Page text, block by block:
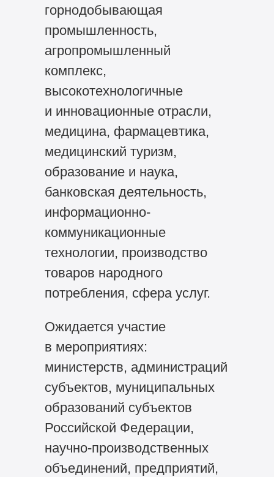
горнодобывающая
промышленность,
агропромышленный
комплекс,
высокотехнологичные
и инновационные отрасли,
медицина, фармацевтика,
медицинский туризм,
образование и наука,
банковская деятельность,
информационно-
коммуникационные
технологии, производство
товаров народного
потребления, сфера услуг.
Ожидается участие
в мероприятиях:
министерств, администраций
субъектов, муниципальных
образований субъектов
Российской Федерации,
научно-производственных
объединений, предприятий,